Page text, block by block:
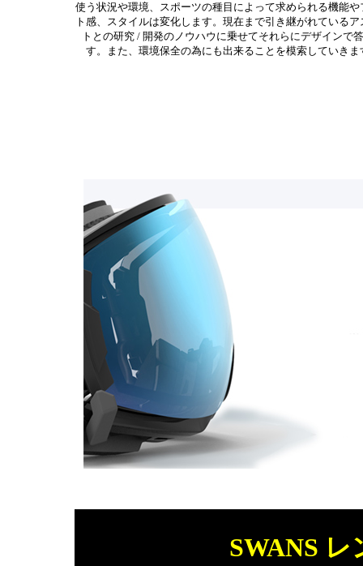
使う状況や環境、スポーツの種目によって求められる機能や
ト感、スタイルは変化します。現在まで引き継がれているア
トとの研究 / 開発のノウハウに乗せてそれらにデザインで
す。また、環境保全の為にも出来ることを模索していきま
SWANS